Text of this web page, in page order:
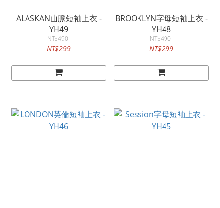
ALASKAN山脈短袖上衣 -
YH49
NT$490
NT$299
BROOKLYN字母短袖上衣 -
YH48
NT$490
NT$299